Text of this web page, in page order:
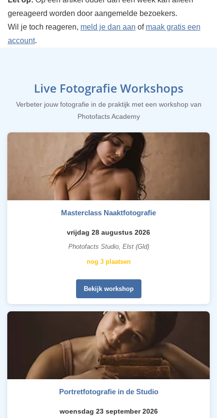
gereageerd worden door aangemelde bezoekers.
Wil je toch reageren, meld je dan aan of maak gratis een
account.
Live Fotografie Workshops
Verbeter jouw fotografie in de praktijk met een workshop van
Photofacts Academy
Masterclass Naaktfotografie
vrijdag 28 augustus 2026
Photofacts Studio, Elst (Gld)
nog 3 plaatsen
Bekijk workshop
Portretfotografie in de Studio
woensdag 23 september 2026